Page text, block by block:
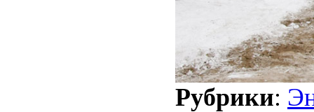
Рубрики: